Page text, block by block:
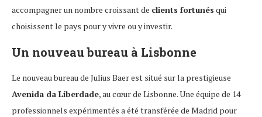
accompagner un nombre croissant de clients fortunés qui
choisissent le pays pour y vivre ou y investir.
Un nouveau bureau à Lisbonne
Le nouveau bureau de Julius Baer est situé sur la prestigieuse
Avenida da Liberdade, au cœur de Lisbonne. Une équipe de 14
professionnels expérimentés a été transférée de Madrid pour